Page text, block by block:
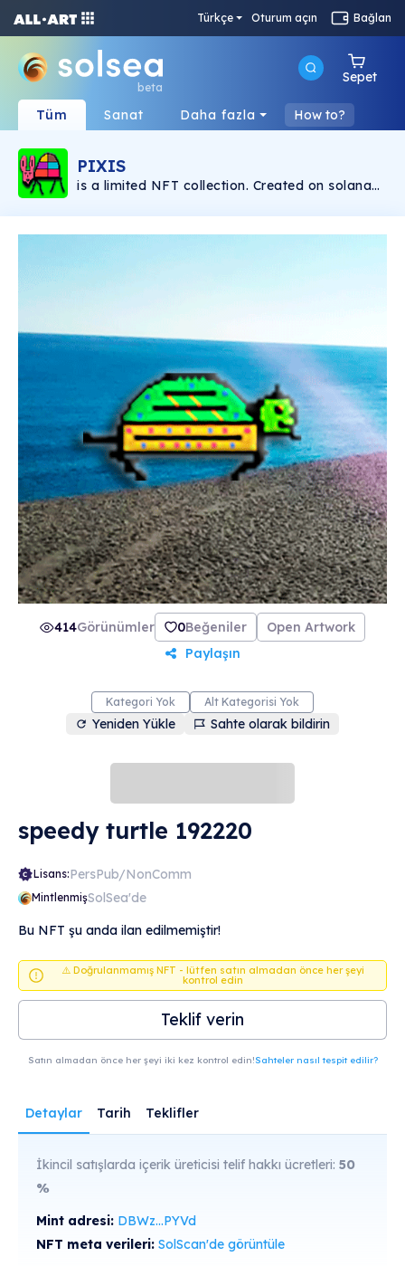
Türkçe Oturum açın Bağlan
beta
Sepet
Tüm Sanat Daha fazla How to?
PIXIS
is a limited NFT collection. Created on solana
Ballester.
414Görünümler 0Beğeniler
Open Artwork
Paylaşın
Kategori Yok Alt Kategorisi Yok
Yeniden Yükle Sahte olarak bildirin
speedy turtle 192220
Lisans:PersPub/NonComm
MintlenmişSolSea'de
Bu NFT şu anda ilan edilmemiştir!
⚠️ Doğrulanmamış NFT - lütfen satın almadan önce her şeyi
kontrol edin
Teklif verin
Satın almadan önce her şeyi iki kez kontrol edin!Sahteler nasıl tespit edilir?
Detaylar Tarih Teklifler
İkincil satışlarda içerik üreticisi telif hakkı ücretleri: 50
%
Mint adresi: DBWz...PYVd
NFT meta verileri: SolScan'de görüntüle